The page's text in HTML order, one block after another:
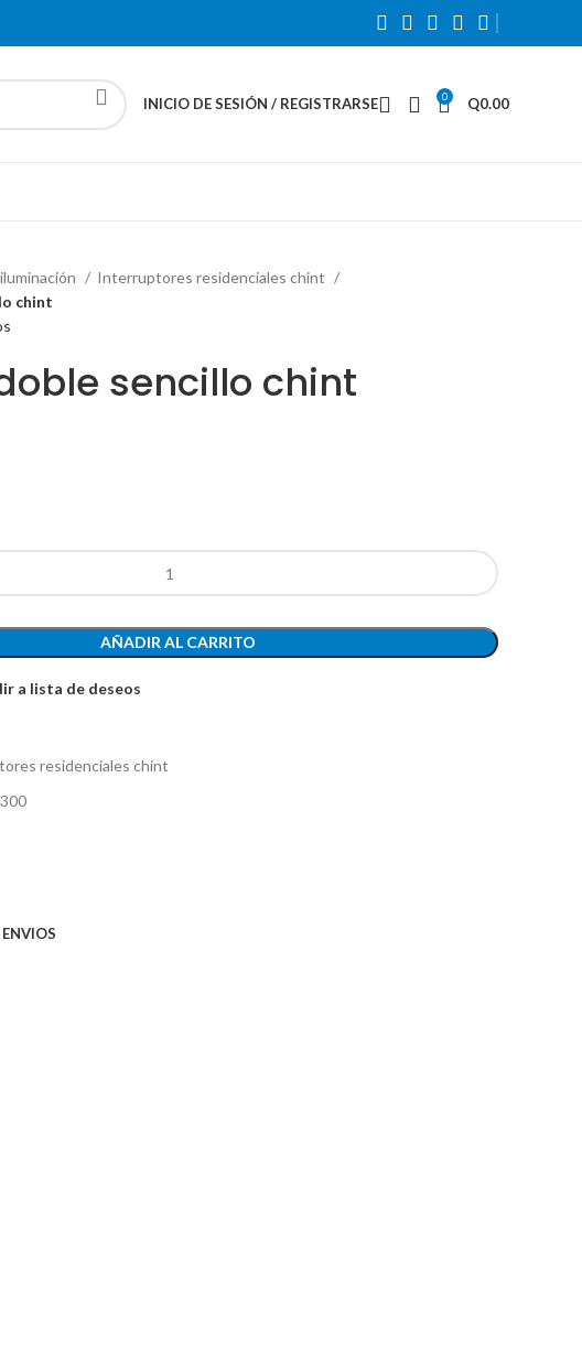
INICIO DE SESIÓN / REGISTRARSE 0 Q0.00
Interruptores residenciales chint
chint
sencillo chint
AÑADIR AL CARRITO
a lista de deseos
residenciales chint